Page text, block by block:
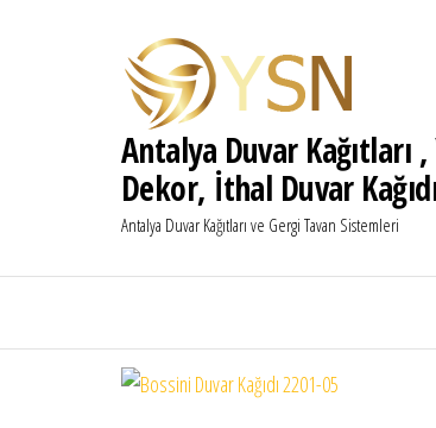
Antalya Duvar Kağıtları ,
Dekor, İthal Duvar
Antalya Duvar Kağıtları ve Gergi Tavan Sistemleri